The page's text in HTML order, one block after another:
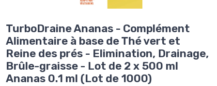
TurboDraine Ananas - Complément
Alimentaire à base de Thé vert et
Reine des prés - Elimination, Drainage,
Brûle-graisse - Lot de 2 x 500 ml
Ananas 0.1 ml (Lot de 1000)